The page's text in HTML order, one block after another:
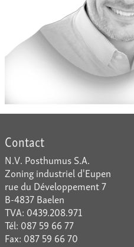
Contact
N.V. Posthumus S.A.
Zoning industriel d'Eupen
rue du Développement 7
B-4837 Baelen
TVA: 0439.208.971
Tél: 087 59 66 77
Fax: 087 59 66 70